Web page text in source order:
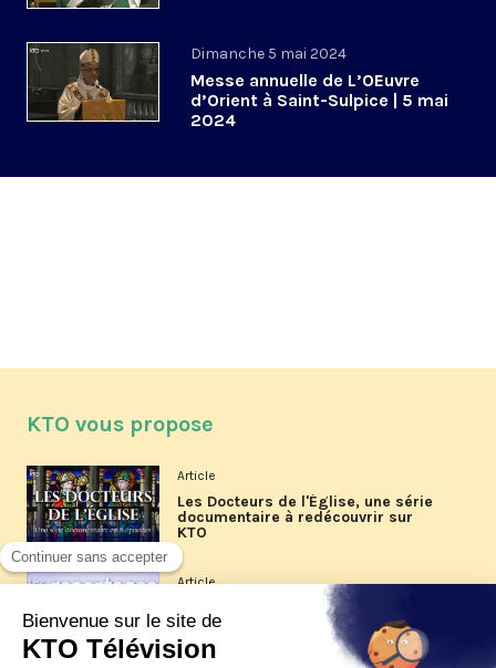
Dimanche 5 mai 2024
Messe annuelle de L’OEuvre
d’Orient à Saint-Sulpice | 5 mai
2024
KTO vous propose
Article
Les Docteurs de l'Église, une série
documentaire à redécouvrir sur
KTO
Article
Les reportages d'été 2026 de KTO